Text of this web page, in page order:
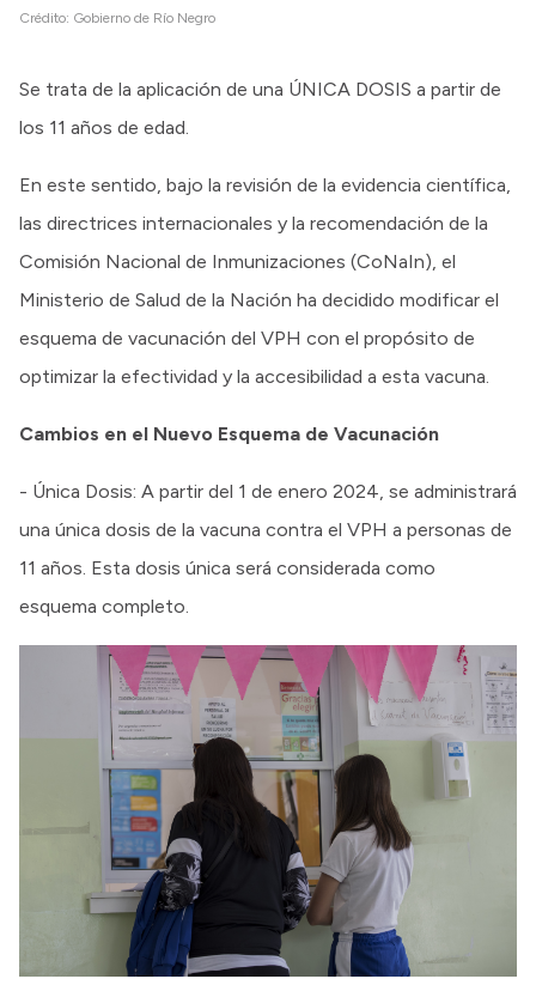
Crédito: Gobierno de Río Negro
Se trata de la aplicación de una ÚNICA DOSIS a partir de
los 11 años de edad.
En este sentido, bajo la revisión de la evidencia científica,
las directrices internacionales y la recomendación de la
Comisión Nacional de Inmunizaciones (CoNaIn), el
Ministerio de Salud de la Nación ha decidido modificar el
esquema de vacunación del VPH con el propósito de
optimizar la efectividad y la accesibilidad a esta vacuna.
Cambios en el Nuevo Esquema de Vacunación
- Única Dosis: A partir del 1 de enero 2024, se administrará
una única dosis de la vacuna contra el VPH a personas de
11 años. Esta dosis única será considerada como
esquema completo.